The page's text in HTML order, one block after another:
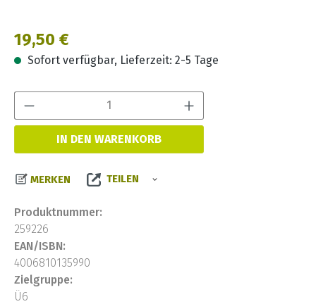
Regulärer Preis:
19,50 €
Sofort verfügbar, Lieferzeit: 2-5 Tage
IN DEN WARENKORB
MERKEN TEILEN
Produktnummer:
259226
EAN/ISBN:
4006810135990
Zielgruppe:
Ü6